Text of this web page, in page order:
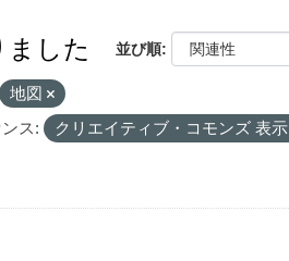
並び順
した
地図
ス:
クリエイティブ・コモンズ 表示